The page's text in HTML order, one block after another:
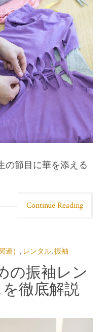
の節目に華を添える
Continue Reading
連） , レンタル,振袖
の振袖レン
徹底解説